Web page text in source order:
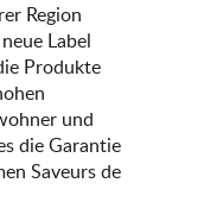
Region
Label
Produkte
und
die Garantie
Saveurs de